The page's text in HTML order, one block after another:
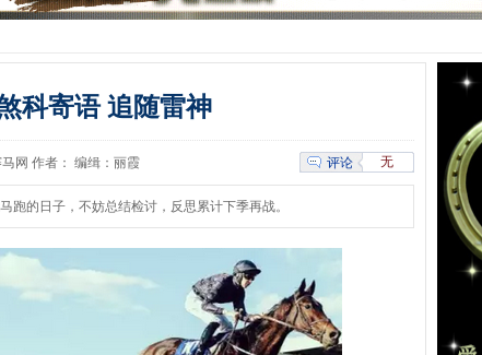
科寄语 追随雷神
评论 无
马网 作者： 编缉：丽霞
跑的日子，不妨总结检讨，反思累计下季再战。